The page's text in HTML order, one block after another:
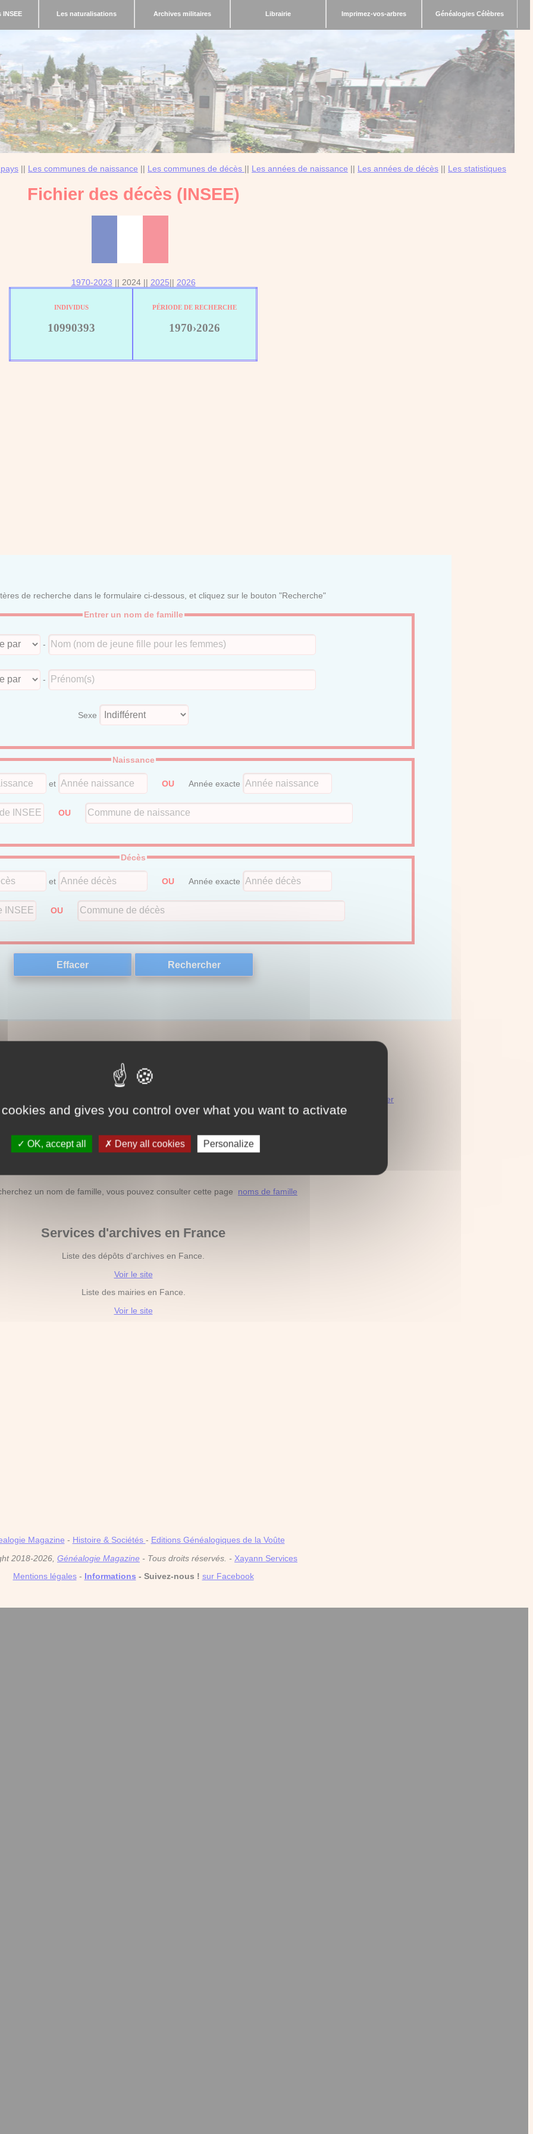
INSEE Les naturalisations Archives militaires Librairie Imprimez-vos-arbres Généalogies Célèbres
|| Les communes de naissance || Les communes de décès || Les années de naissance || Les années de décès || Les statistiques
Fichier des décès (INSEE)
1970-2023 || 2024 || 2025|| 2026
INDIVIDUS
10990393
PÉRIODE DE RECHERCHE
1970›2026
de recherche dans le formulaire ci-dessous, et cliquez sur le bouton "Recherche"
Entrer un nom de famille
-
-
Sexe
Naissance
et OU Année exacte
OU
Décès
et OU Année exacte
OU
Acte de décès hors France
français décédé à l'étranger, vous pouvez consulter cette page décès de français à l'étranger
Liste des décès par nom de famille
le décès par nom de famille, vous pouvez consulter cette page
un nom de famille, vous pouvez consulter cette page noms de famille
Services d'archives en France
Liste des dépôts d'archives en Fance.
Voir le site
Liste des mairies en Fance.
Voir le site
Magazine - Histoire & Sociétés - Editions Généalogiques de la Voûte
2018-2026, Généalogie Magazine - Tous droits réservés. - Xayann Services
Mentions légales- Informations - Suivez-nous ! sur Facebook
and gives you control over what you want to activate
OK, accept all Deny all cookies Personalize